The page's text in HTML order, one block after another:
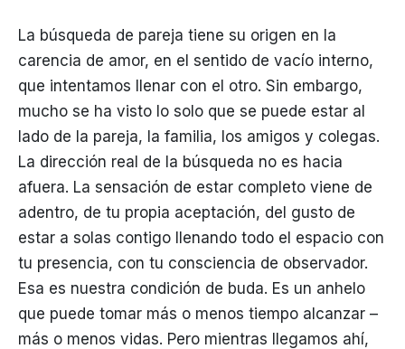
La búsqueda de pareja tiene su origen en la
carencia de amor, en el sentido de vacío interno,
que intentamos llenar con el otro. Sin embargo,
mucho se ha visto lo solo que se puede estar al
lado de la pareja, la familia, los amigos y colegas.
La dirección real de la búsqueda no es hacia
afuera. La sensación de estar completo viene de
adentro, de tu propia aceptación, del gusto de
estar a solas contigo llenando todo el espacio con
tu presencia, con tu consciencia de observador.
Esa es nuestra condición de buda. Es un anhelo
que puede tomar más o menos tiempo alcanzar –
más o menos vidas. Pero mientras llegamos ahí,